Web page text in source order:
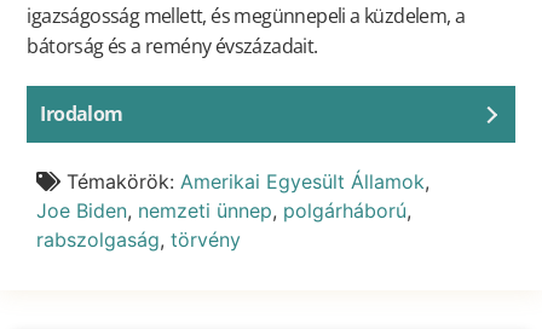
igazságosság mellett, és megünnepeli a küzdelem, a
bátorság és a remény évszázadait.
Irodalom
Témakörök: Amerikai Egyesült Államok,
Joe Biden, nemzeti ünnep, polgárháború,
rabszolgaság, törvény